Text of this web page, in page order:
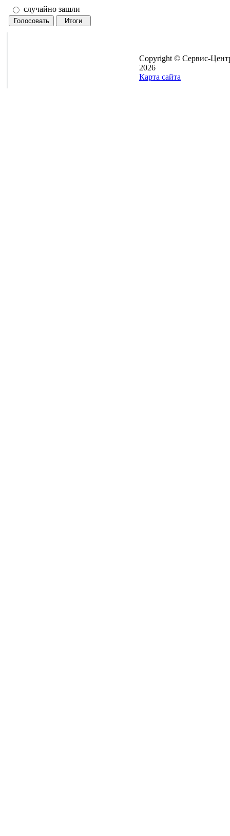
случайно зашли
Copyright © Сервис-
2026
Карта сайта